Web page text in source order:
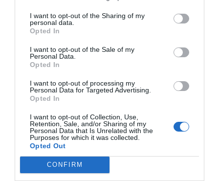
I want to opt-out of the Sharing of my
personal data.
Opted In
I want to opt-out of the Sale of my
Personal Data.
Opted In
I want to opt-out of processing my
Personal Data for Targeted Advertising.
Opted In
I want to opt-out of Collection, Use,
Retention, Sale, and/or Sharing of my
Personal Data that Is Unrelated with the
Purposes for which it was collected.
Opted Out
CONFIRM